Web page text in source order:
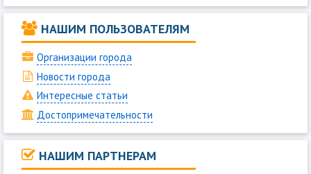
НАШИМ ПОЛЬЗОВАТЕЛЯМ
Организации города
Новости города
Интересные статьи
Достопримечательности
НАШИМ ПАРТНЕРАМ